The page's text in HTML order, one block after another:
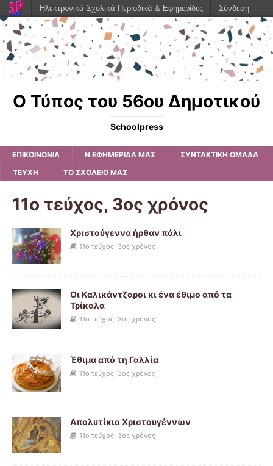
Ο Τύπος του 56ου Δημοτικού
Schoolpress
ΕΠΙΚΟΙΝΩΝΙΑ Η ΕΦΗΜΕΡΊΔΑ ΜΑΣ
ΣΥΝΤΑΚΤΙΚΗ ΟΜΑΔΑ
ΤΕΥΧΗ
ΤΟ ΣΧΟΛΕΙΟ ΜΑΣ
11ο τεύχος, 3ος χρόνος
Χριστούγεννα ήρθαν πάλι
11ο τεύχος, 3ος χρόνος
Οι Καλικάντζαροι κι ένα έθιμο από τα
Τρίκαλα
11ο τεύχος, 3ος χρόνος
Έθιμα από τη Γαλλία
11ο τεύχος, 3ος χρόνος
Απολυτίκιο Χριστουγέννων
11ο τεύχος, 3ος χρόνος
Ηλεκτρονικά Σχολικά Περιοδικά & Εφημερίδες Σύνδεση